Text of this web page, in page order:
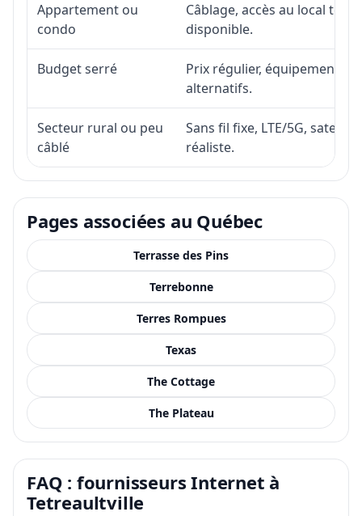
Appartement ou
condo
Câblage, accès au local
disponible.
Budget serré
Prix régulier, équipement,
alternatifs.
Secteur rural ou peu
câblé
Sans fil fixe, LTE/5G,
réaliste.
Pages associées au Québec
Terrasse des Pins
Terrebonne
Terres Rompues
Texas
The Cottage
The Plateau
FAQ : fournisseurs Internet à
Tetreaultville